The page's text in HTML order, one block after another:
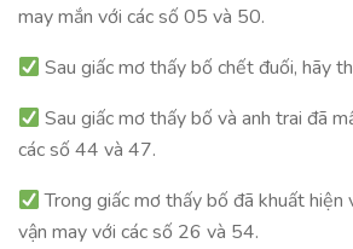
may mắn với các số 05 và 50.
Sau giấc mơ thấy bố chết đuối, hãy
Sau giấc mơ thấy bố và anh trai đã
các số 44 và 47.
Trong giấc mơ thấy bố đã khuất hiện
vận may với các số 26 và 54.